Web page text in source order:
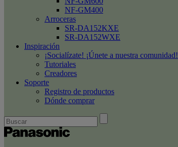
NF-GM400
Arroceras
SR-DA152KXE
SR-DA152WXE
Inspiración
¡Socialízate! ¡Únete a nuestra comunidad!
Tutoriales
Creadores
Soporte
Registro de productos
Dónde comprar